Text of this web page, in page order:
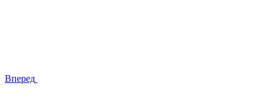
Вперед